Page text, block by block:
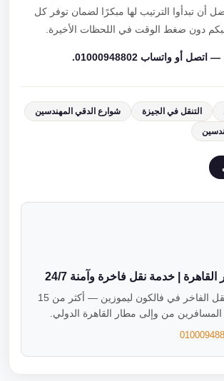
أن تبدأوا الترتيب لها مبكرًا لضمان توفر كل
دون ضغط الوقت في اللحظات الأخيرة.
أو واتساب 01000948802.
التنقل في الجيزة
شوارع الدقي المهندسين
| خدمة نقل فاخرة وآمنة 24/7
فريق خبراء النقل الفاخر في فالكون ليموزين — أكثر من 15
من وإلى مطار القاهرة الدولي.